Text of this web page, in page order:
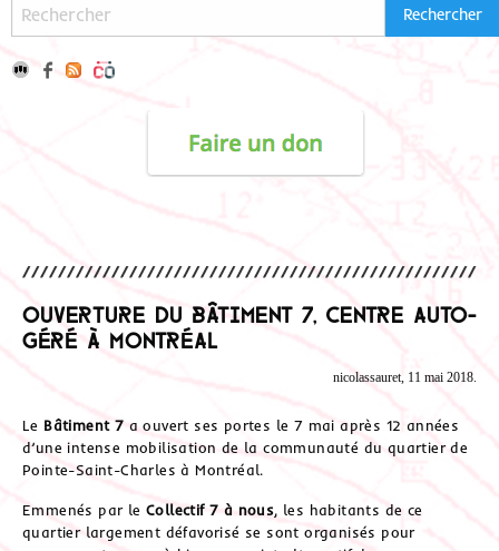
Ouverture du Bâtiment 7, centre auto-
géré à Montréal
nicolassauret, 11 mai 2018.
Le Bâtiment 7 a ouvert ses portes le 7 mai après 12 années
d’une intense mobilisation de la communauté du quartier de
Pointe-Saint-Charles à Montréal.
Emmenés par le Collectif 7 à nous, les habitants de ce
quartier largement défavorisé se sont organisés pour